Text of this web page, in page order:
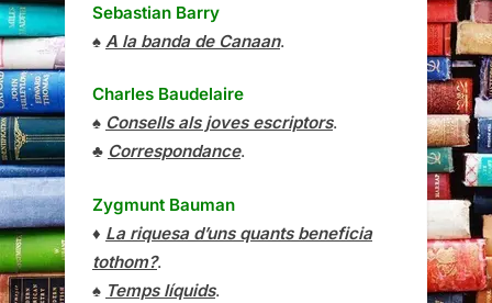
Sebastian Barry
♠ A la banda de Canaan.
Charles Baudelaire
♠ Consells als joves escriptors.
♣ Correspondance.
Zygmunt Bauman
♦ La riquesa d’uns quants beneficia
tothom?.
♠ Temps líquids.